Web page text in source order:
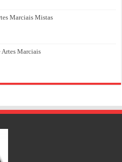
Marciais Mistas
Artes Marciais